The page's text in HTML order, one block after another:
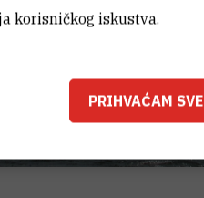
korisničkog iskustva.
PRIHVAĆAM SVE